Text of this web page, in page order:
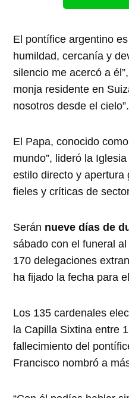
El pontífice argentino
humildad, cercanía y
silencio me acercó a
monja residente en
nosotros desde el cielo”.
El Papa, conocido
mundo”, lideró la
estilo directo y apertura
fieles y críticas de
Serán nueve días de
sábado con el funeral
170 delegaciones
ha fijado la fecha para
Los 135 cardenales
la Capilla Sixtina entre
fallecimiento del
Francisco nombró a